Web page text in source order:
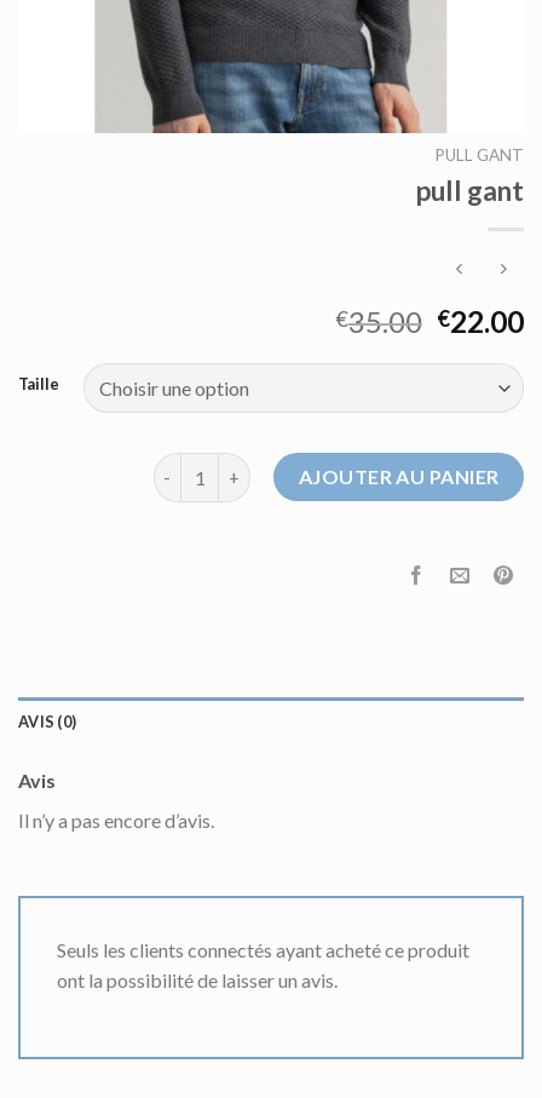
PULL GANT
pull gant
€35.00 €22.00
Taille
quantité de pull gantAJOUTER AU PANIER
AVIS (0)
Avis
Il n’y a pas encore d’avis.
Seuls les clients connectés ayant acheté ce produit
ont la possibilité de laisser un avis.